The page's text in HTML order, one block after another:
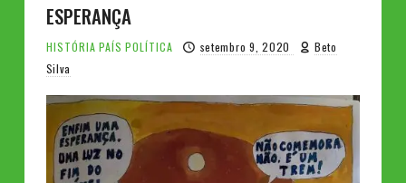
ESPERANÇA
HISTÓRIA PAÍS POLÍTICA setembro 9, 2020
Beto
Silva